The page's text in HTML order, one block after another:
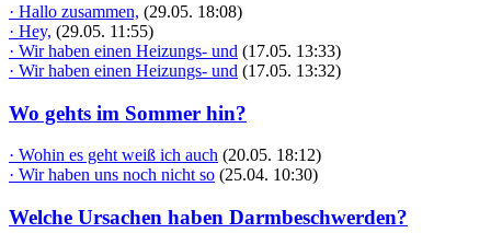
· Hallo zusammen, (29.05. 18:08)
· Hey, (29.05. 11:55)
· Wir haben einen Heizungs- und (17.05. 13:33)
· Wir haben einen Heizungs- und (17.05. 13:32)
Wo gehts im Sommer hin?
· Wohin es geht weiß ich auch (20.05. 18:12)
· Wir haben uns noch nicht so (25.04. 10:30)
Welche Ursachen haben Darmbeschwerden?